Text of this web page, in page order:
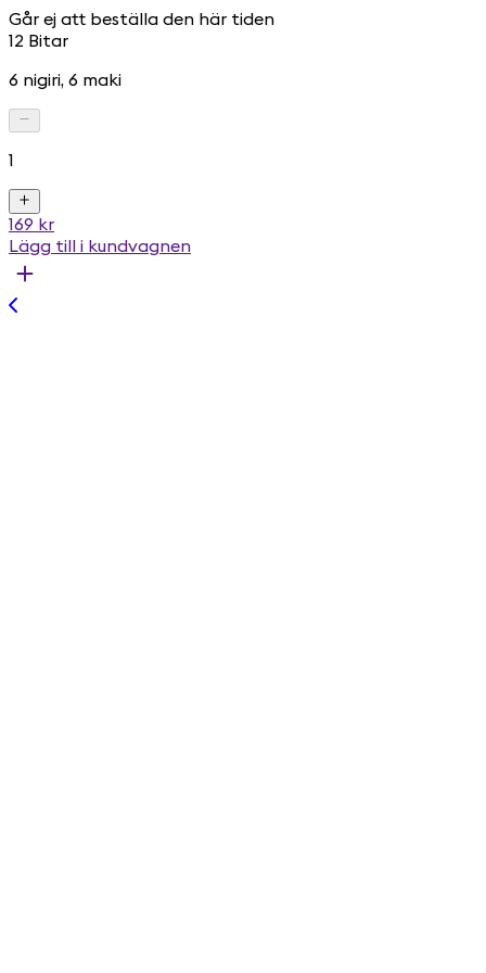
Går ej att beställa den här tiden
12 Bitar
6 nigiri, 6 maki
1
169 kr
Lägg till i kundvagnen